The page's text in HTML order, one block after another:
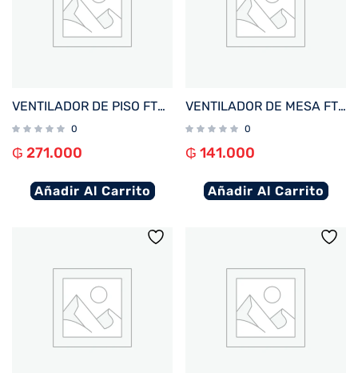
VENTILADOR DE PISO FTX 3 VEL RAFAGA 90W 220V PLAST/NEGRO KYT50-7
0
₲ 271.000
Añadir Al Carrito
VENTILADOR DE MESA FTX 3 VEL AURA 45W 220V NEG/MET HB-TF-15-02
0
₲ 141.000
Añadir Al Carrito